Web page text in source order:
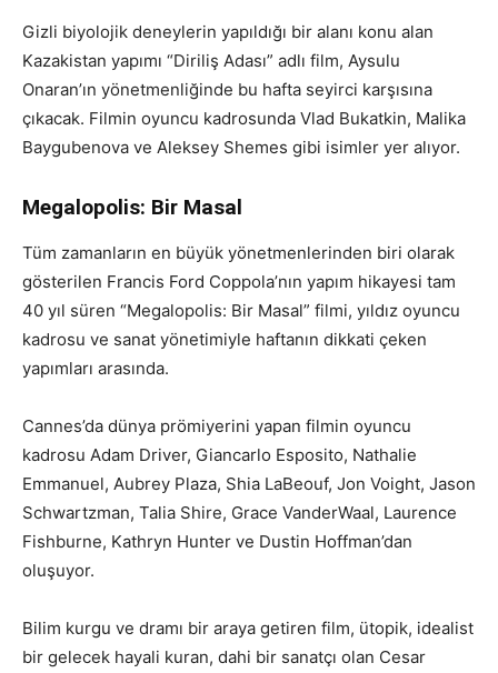
Gizli biyolojik deneylerin yapıldığı bir alanı konu alan
Kazakistan yapımı “Diriliş Adası” adlı film, Aysulu
Onaran’ın yönetmenliğinde bu hafta seyirci karşısına
çıkacak. Filmin oyuncu kadrosunda Vlad Bukatkin, Malika
Baygubenova ve Aleksey Shemes gibi isimler yer alıyor.
Megalopolis: Bir Masal
Tüm zamanların en büyük yönetmenlerinden biri olarak
gösterilen Francis Ford Coppola’nın yapım hikayesi tam
40 yıl süren “Megalopolis: Bir Masal” filmi, yıldız oyuncu
kadrosu ve sanat yönetimiyle haftanın dikkati çeken
yapımları arasında.
Cannes’da dünya prömiyerini yapan filmin oyuncu
kadrosu Adam Driver, Giancarlo Esposito, Nathalie
Emmanuel, Aubrey Plaza, Shia LaBeouf, Jon Voight, Jason
Schwartzman, Talia Shire, Grace VanderWaal, Laurence
Fishburne, Kathryn Hunter ve Dustin Hoffman’dan
oluşuyor.
Bilim kurgu ve dramı bir araya getiren film, ütopik, idealist
bir gelecek hayali kuran, dahi bir sanatçı olan Cesar